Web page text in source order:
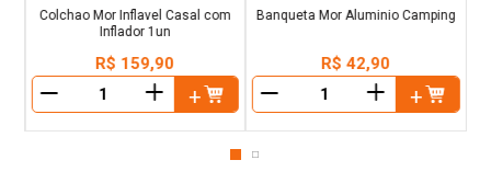
Colchao Mor Inflavel Casal com
Inflador 1un
R$ 159,90
＋
Banqueta Mor Aluminio Camping
R$ 42,90
＋